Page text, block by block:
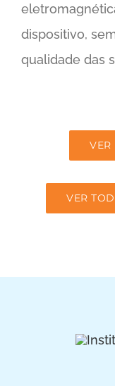
dispositivo,
qualidade das
VER
VER